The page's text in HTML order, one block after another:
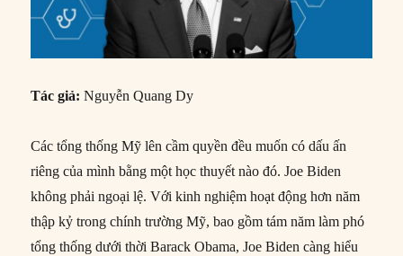
Tác giả:Nguyễn Quang Dy
Các tổng thống Mỹ lên cầm quyền đều muốn có dấu ấn
riêng của mình bằng một học thuyết nào đó. Joe Biden
không phải ngoại lệ. Với kinh nghiệm hoạt động hơn năm
thập kỷ trong chính trường Mỹ, bao gồm tám năm làm phó
tổng thống dưới thời Barack Obama, Joe Biden càng hiểu